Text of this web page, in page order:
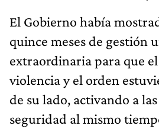
El Gobierno había
quince meses de gestión
extraordinaria para que
violencia y el orden
de su lado, activando a
seguridad al mismo